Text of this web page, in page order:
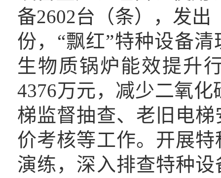
备2602台（条），发
份，“飘红”特种设备
生物质锅炉能效提升
4376万元，减少二氧
梯监督抽查、老旧电
价考核等工作。开展
演练，深入排查特种